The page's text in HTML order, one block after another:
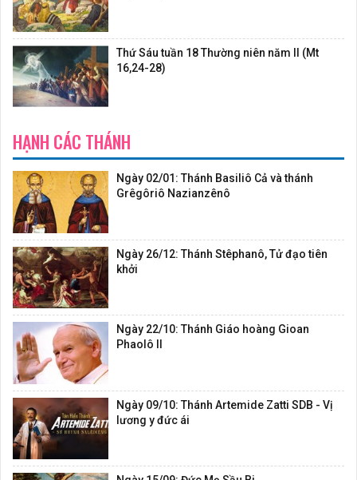
Thứ Sáu tuần 18 Thường niên năm II (Mt
16,24-28)
HẠNH CÁC THÁNH
Ngày 02/01: Thánh Basiliô Cả và thánh
Grêgôriô Nazianzênô
Ngày 26/12: Thánh Stêphanô, Tử đạo tiên
khởi
Ngày 22/10: Thánh Giáo hoàng Gioan
Phaolô II
Ngày 09/10: Thánh Artemide Zatti SDB - Vị
lương y đức ái